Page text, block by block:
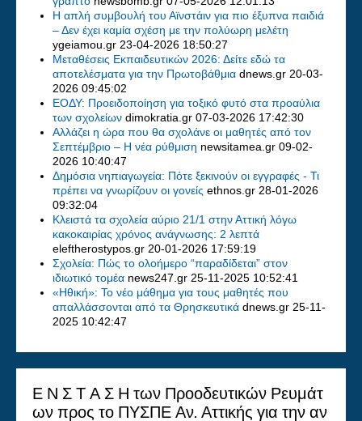
Η απλή συμβουλή του Αϊνστάιν για πιο έξυπνα παιδιά
– Δεν έχει καμία σχέση με την πολύωρη μελέτη
ygeiamou.gr 23-04-2026 18:50:27
Μεταθέσεις Εκπαιδευτικών 2026: Δείτε εδώ τα
αποτελέσματα για την Πρωτοβάθμια dnews.gr 20-03-
2026 09:45:02
ΕΟΔΥ: Προειδοποίηση για τοξικό φυτό στα προαύλια
των σχολείων dimokratia.gr 07-03-2026 17:42:30
Αλλάζει η ώρα που θα σχολάνε οι μαθητές από τον
Σεπτέμβριο – Η νέα ρύθμιση newsitamea.gr 09-02-
2026 10:40:47
Δημόσια νηπιαγωγεία: Πότε ξεκινούν οι εγγραφές - Τι
πρέπει να γνωρίζουν οι γονείς ethnos.gr 28-01-2026
09:32:04
Κλειστά τα σχολεία αύριο 21/1 στην Αττική λόγω
κακοκαιρίας χρόνος ανάγνωσης: 2 λεπτά
eleftherostypos.gr 20-01-2026 17:59:19
Σχολεία: Πώς το ολοήμερο “παραδίδεται” στον
ιδιωτικό τομέα news247.gr 25-11-2025 10:52:41
«Ηθική»: Το νέο μάθημα για τους μαθητές που
απαλλάσσονται από τα Θρησκευτικά dnews.gr 25-11-
2025 10:42:47
Ε Ν Σ Τ Α Σ Η των Προοδευτικών Ρευμάτ
ων προς το ΠΥΣΠΕ Αν. Αττικής για την αν